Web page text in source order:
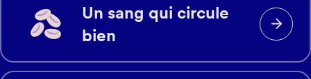
Un sang qui circule
bien